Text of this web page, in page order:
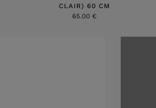
CLAIR) 60 CM
65.00 €